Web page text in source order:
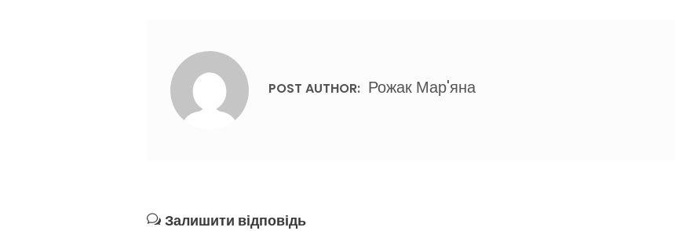
POST AUTHOR: Рожак Мар'яна
Залишити відповідь